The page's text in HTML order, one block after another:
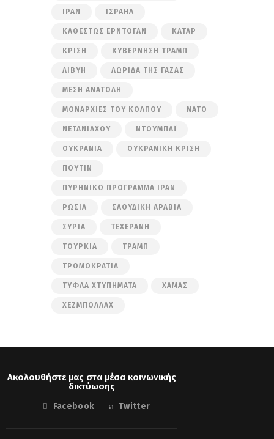
ΙΡΆΝ ΙΣΡΑΉΛ
ΚΑΘΕΣΤΏΣ ΕΡΝΤΟΓΆΝ ΚΑΤΆΡ
ΚΡΊΣΗ ΚΥΒΈΡΝΗΣΗ ΤΡΑΜΠ
ΛΙΒΎΗ ΛΩΡΊΔΑ ΤΗΣ ΓΆΖΑΣ
ΜΈΣΗ ΑΝΑΤΟΛΉ
ΜΟΝΑΡΧΊΕΣ ΤΟΥ ΚΌΛΠΟΥ ΝΑΤΟ
ΝΕΤΑΝΙΆΧΟΥ ΝΤΟΥΜΠΆΙ
ΟΥΚΡΑΝΊΑ ΟΥΚΡΑΝΙΚΉ ΚΡΊΣΗ
ΠΟΎΤΙΝ
ΠΥΡΗΝΙΚΌ ΠΡΌΓΡΑΜΜΑ ΙΡΆΝ
ΡΩΣΊΑ ΣΑΟΥΔΙΚΉ ΑΡΑΒΊΑ
ΣΥΡΊΑ ΤΕΧΕΡΆΝΗ
ΤΟΥΡΚΊΑ ΤΡΑΜΠ
ΤΡΟΜΟΚΡΑΤΊΑ
ΤΥΦΛΆ ΧΤΥΠΉΜΑΤΑ ΧΑΜΆΣ
ΧΕΖΜΠΟΛΛΆΧ
Ακολουθήστε μας στα μέσα κοινωνικής
δικτύωσης
Facebook Twitter